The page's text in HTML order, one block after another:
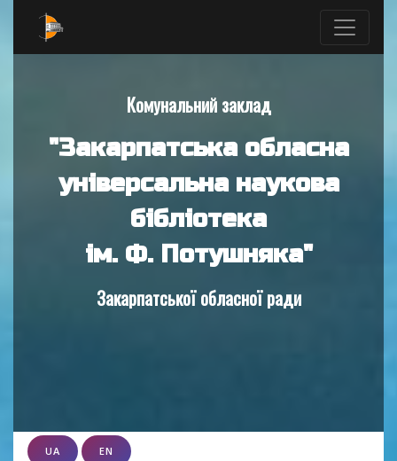
Комунальний заклад
"Закарпатська обласна
універсальна наукова
бібліотека
ім. Ф. Потушняка"
Закарпатської обласної ради
UA EN